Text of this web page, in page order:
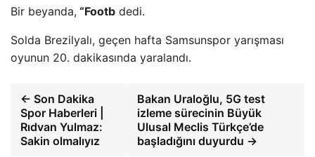
Bir beyanda, “Footb dedi.
Solda Brezilyalı, geçen hafta Samsunspor yarışması
oyunun 20. dakikasında yaralandı.
← Son Dakika
Spor Haberleri |
Rıdvan Yulmaz:
Sakin olmalıyız
Bakan Uraloğlu, 5G test
izleme sürecinin Büyük
Ulusal Meclis Türkçe’de
başladığını duyurdu →